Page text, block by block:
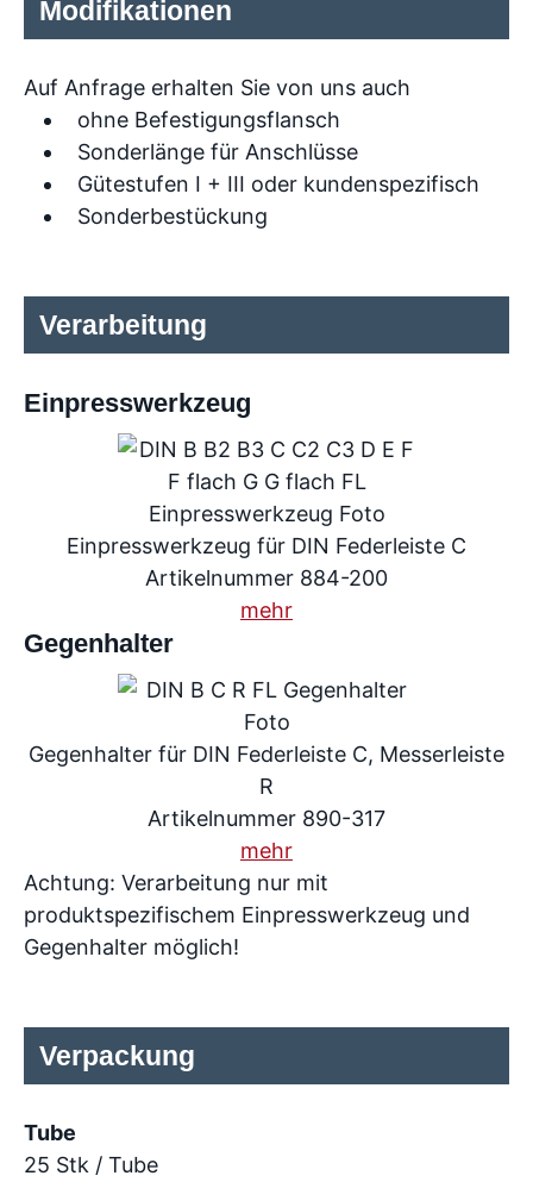
Modifikationen
Auf Anfrage erhalten Sie von uns auch
ohne Befestigungsflansch
Sonderlänge für Anschlüsse
Gütestufen I + III oder kundenspezifisch
Sonderbestückung
Verarbeitung
Einpresswerkzeug
Einpresswerkzeug für DIN Federleiste C
Artikelnummer 884-200
mehr
Gegenhalter
Gegenhalter für DIN Federleiste C, Messerleiste
R
Artikelnummer 890-317
mehr
Achtung: Verarbeitung nur mit
produktspezifischem Einpresswerkzeug und
Gegenhalter möglich!
Verpackung
Tube
25 Stk / Tube